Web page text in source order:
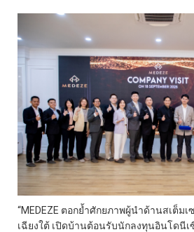
“MEDEZE ตอกย้ำศักยภาพผู้นำด้านสเต็มเ
เฉียงใต้ เปิดบ้านต้อนรับนักลงทุนอินโดนีเ